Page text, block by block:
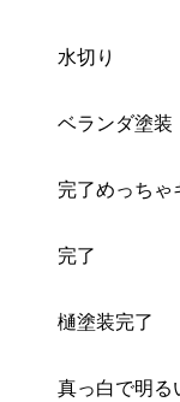
水切り
ベランダ塗装
完了めっちゃ
完了
樋塗装完了
真っ白で明る